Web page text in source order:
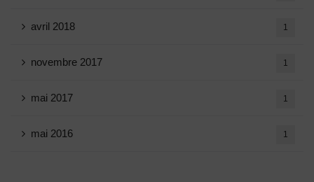
avril 2018 1
novembre 2017 1
mai 2017 1
mai 2016 1